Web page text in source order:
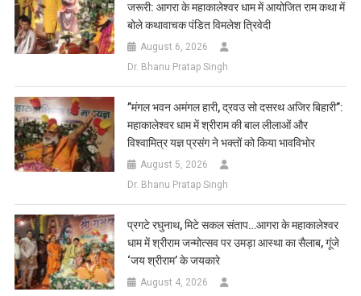
जरूरी: आगरा के महाकालेश्वर धाम में आयोजित राम कथा में
बोले कथावाचक पंडित विमलेश त्रिवेदी
August 6, 2026
Dr. Bhanu Pratap Singh
​”मंगल भवन अमंगल हारी, द्रवउ सो दसरथ अजिर बिहारी”:
महाकालेश्वर धाम में श्रीराम की बाल लीलाओं और
विश्वामित्र यज्ञ प्रसंग ने भक्तों को किया भावविभोर
August 5, 2026
Dr. Bhanu Pratap Singh
प्रगटे रघुनाथ, मिटे सकल संताप…आगरा के महाकालेश्वर
धाम में श्रीराम जन्मोत्सव पर उमड़ा आस्था का सैलाब, गूंजे
‘जय श्रीराम’ के जयकारे
August 4, 2026